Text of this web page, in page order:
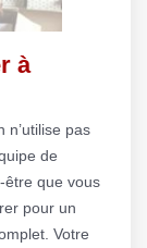
à
n’utilise pas
de
être que vous
pour un
Votre